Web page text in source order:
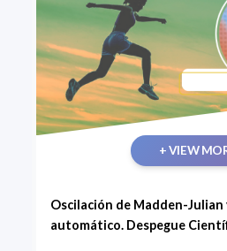
+ VIEW
Oscilación de Madden-
automático. Despegue